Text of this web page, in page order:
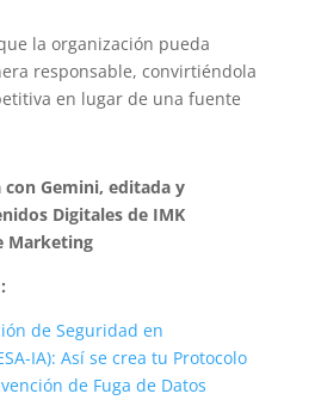
la organización pueda
responsable, convirtiéndola
en lugar de una fuente
con Gemini, editada y
Digitales de IMK
Marketing
de Seguridad en
IA): Así se crea tu Protocolo
de Fuga de Datos